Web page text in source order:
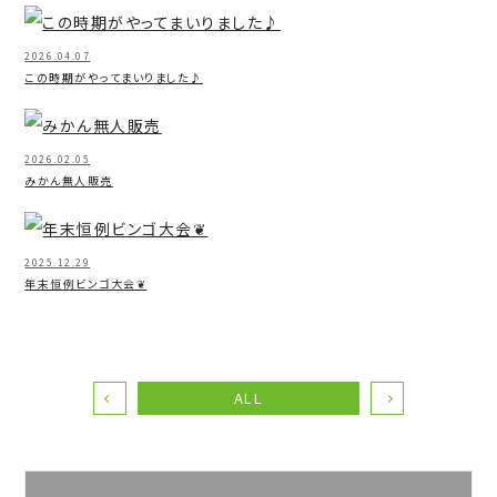
2026.04.07
この時期がやってまいりました♪
2026.02.05
みかん無人販売
2025.12.29
年末恒例ビンゴ大会❦
ALL